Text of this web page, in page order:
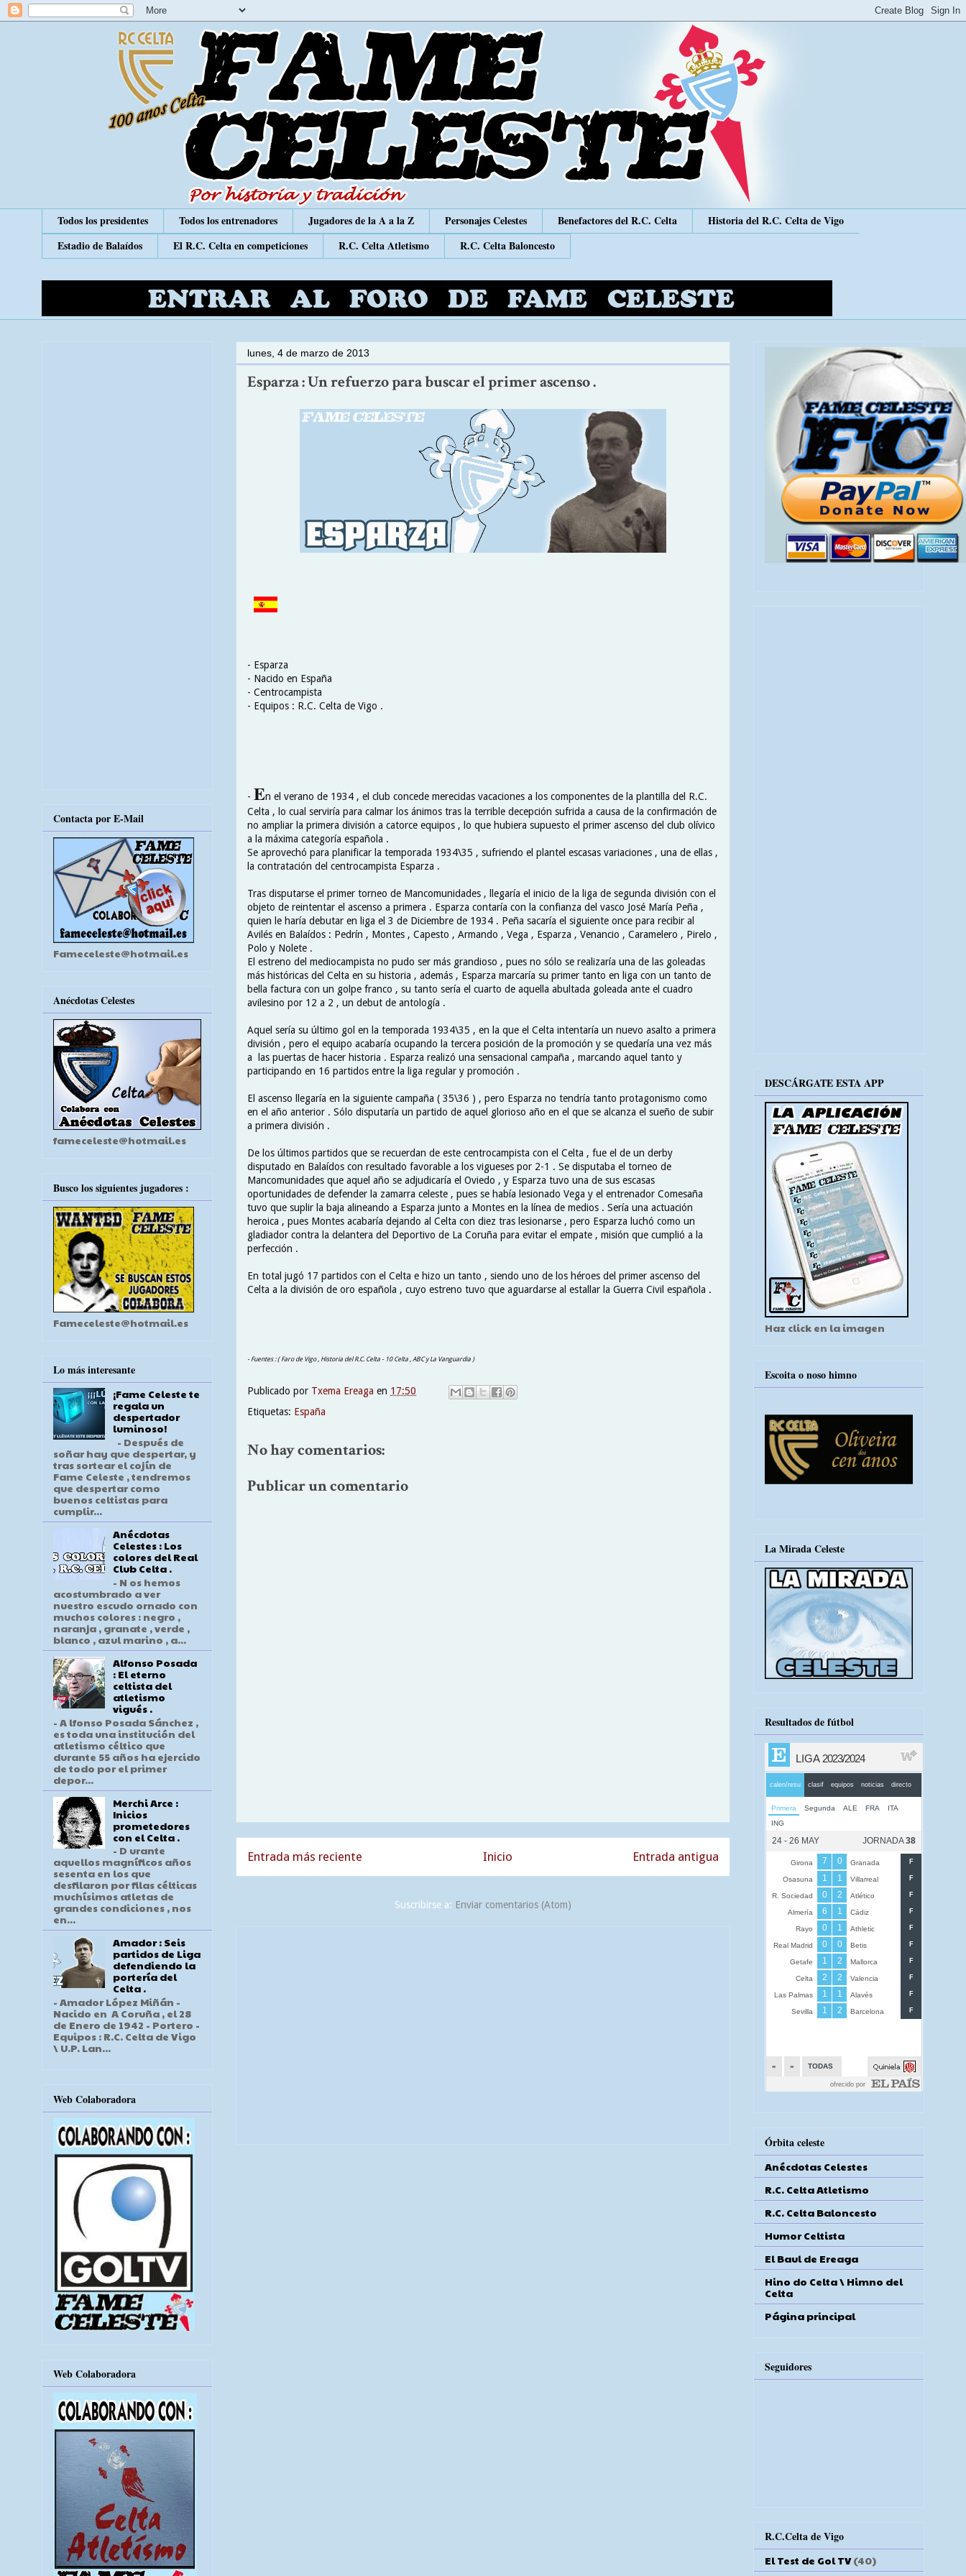
Todos los presidentes Todos los entrenadores Jugadores de la A a la Z Personajes Celestes Benefactores del R.C. Celta
Historia del R.C. Celta de Vigo
Estadio de Balaídos
El R.C. Celta en competiciones R.C. Celta Atletismo R.C. Celta Baloncesto
lunes, 4 de marzo de 2013
Esparza : Un refuerzo para buscar el primer ascenso .
- Esparza
- Nacido en España
- Centrocampista
- Equipos : R.C. Celta de Vigo .
- En el verano de 1934 , el club concede merecidas vacaciones a los componentes de la plantilla del R.C.
Celta , lo cual serviría para calmar los ánimos tras la terrible decepción sufrida a causa de la confirmación de
no ampliar la primera división a catorce equipos , lo que hubiera supuesto el primer ascenso del club olívico
a la máxima categoría española .
Se aprovechó para planificar la temporada 1934\35 , sufriendo el plantel escasas variaciones , una de ellas ,
la contratación del centrocampista Esparza .
Tras disputarse el primer torneo de Mancomunidades , llegaría el inicio de la liga de segunda división con el
objeto de reintentar el ascenso a primera . Esparza contaría con la confianza del vasco José María Peña ,
quien le haría debutar en liga el 3 de Diciembre de 1934 . Peña sacaría el siguiente once para recibir al
Avilés en Balaídos : Pedrín , Montes , Capesto , Armando , Vega , Esparza , Venancio , Caramelero , Pirelo ,
Polo y Nolete .
El estreno del mediocampista no pudo ser más grandioso , pues no sólo se realizaría una de las goleadas
más históricas del Celta en su historia , además , Esparza marcaría su primer tanto en liga con un tanto de
bella factura con un golpe franco , su tanto sería el cuarto de aquella abultada goleada ante el cuadro
avilesino por 12 a 2 , un debut de antología .
Aquel sería su último gol en la temporada 1934\35 , en la que el Celta intentaría un nuevo asalto a primera
división , pero el equipo acabaría ocupando la tercera posición de la promoción y se quedaría una vez más
a las puertas de hacer historia . Esparza realizó una sensacional campaña , marcando aquel tanto y
participando en 16 partidos entre la liga regular y promoción .
El ascenso llegaría en la siguiente campaña ( 35\36 ) , pero Esparza no tendría tanto protagonismo como
en el año anterior . Sólo disputaría un partido de aquel glorioso año en el que se alcanza el sueño de subir
a primera división .
De los últimos partidos que se recuerdan de este centrocampista con el Celta , fue el de un derby
disputado en Balaídos con resultado favorable a los vigueses por 2-1 . Se disputaba el torneo de
Mancomunidades que aquel año se adjudicaría el Oviedo , y Esparza tuvo una de sus escasas
oportunidades de defender la zamarra celeste , pues se había lesionado Vega y el entrenador Comesaña
tuvo que suplir la baja alineando a Esparza junto a Montes en la línea de medios . Sería una actuación
heroica , pues Montes acabaría dejando al Celta con diez tras lesionarse , pero Esparza luchó como un
gladiador contra la delantera del Deportivo de La Coruña para evitar el empate , misión que cumplió a la
perfección .
En total jugó 17 partidos con el Celta e hizo un tanto , siendo uno de los héroes del primer ascenso del
Celta a la división de oro española , cuyo estreno tuvo que aguardarse al estallar la Guerra Civil española .
- Fuentes : ( Faro de Vigo , Historia del R.C. Celta - 10 Celta , ABC y La Vanguardia )
Publicado por Txema Ereaga en 17:50
Etiquetas: España
No hay comentarios:
Publicar un comentario
Entrada más reciente Entrada antigua
Inicio
Suscribirse a: Enviar comentarios (Atom)
Contacta por E-Mail
Fameceleste@hotmail.es
Anécdotas Celestes
fameceleste@hotmail.es
Busco los siguientes jugadores :
Fameceleste@hotmail.es
Lo más interesante
¡Fame Celeste te
regala un
despertador
luminoso!
- Después de
soñar hay que despertar, y
tras sortear el cojín de
Fame Celeste , tendremos
que despertar como
buenos celtistas para
cumplir...
Anécdotas
Celestes : Los
colores del Real
Club Celta .
- N os hemos
acostumbrado a ver
nuestro escudo ornado con
muchos colores : negro ,
naranja , granate , verde ,
blanco , azul marino , a...
Alfonso Posada
: El eterno
celtista del
atletismo
vigués .
- A lfonso Posada Sánchez ,
es toda una institución del
atletismo céltico que
durante 55 años ha ejercido
de todo por el primer
depor...
Merchi Arce :
Inicios
prometedores
con el Celta .
- D urante
aquellos magníficos años
sesenta en los que
desfilaron por filas célticas
muchísimos atletas de
grandes condiciones , nos
en...
Amador : Seis
partidos de Liga
defendiendo la
portería del
Celta .
- Amador López Miñán -
Nacido en A Coruña , el 28
de Enero de 1942 - Portero -
Equipos : R.C. Celta de Vigo
\ U.P. Lan...
Web Colaboradora
Web Colaboradora
DESCÁRGATE ESTA APP
Haz click en la imagen
Escoita o noso himno
La Mirada Celeste
Resultados de fútbol
Órbita celeste
Anécdotas Celestes
R.C. Celta Atletismo
R.C. Celta Baloncesto
Humor Celtista
El Baul de Ereaga
Hino do Celta \ Himno del
Celta
Página principal
Seguidores
R.C.Celta de Vigo
El Test de Gol TV (40)